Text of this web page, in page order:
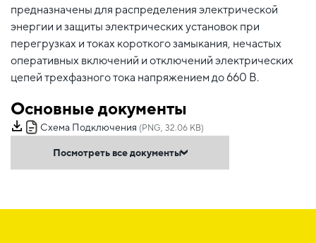
предназначены для распределения электрической
энергии и защиты электрических установок при
перегрузках и токах короткого замыкания, нечастых
оперативных включений и отключений электрических
цепей трехфазного тока напряжением до 660 В.
Основные документы
Схема Подключения (PNG, 32.06 KB)
Посмотреть все документы